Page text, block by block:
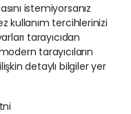
istemiyorsanız
kullanım tercihlerinizi
tarayıcıdan
tarayıcıların
detaylı bilgiler yer